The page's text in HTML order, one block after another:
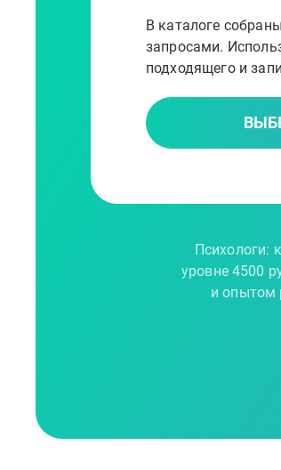
В каталоге
запросами.
подходящего и
Психологи:
уровне 4500
и опытом